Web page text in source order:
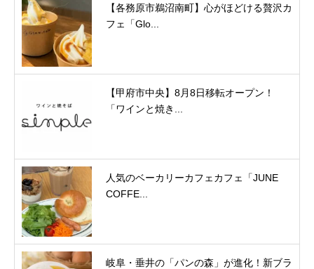
【各務原市鵜沼南町】心がほどける贅沢カ
フェ「Glo...
【甲府市中央】8月8日移転オープン！
「ワインと焼き...
人気のベーカリーカフェカフェ「JUNE
COFFE...
岐阜・垂井の「パンの森」が進化！新ブラ